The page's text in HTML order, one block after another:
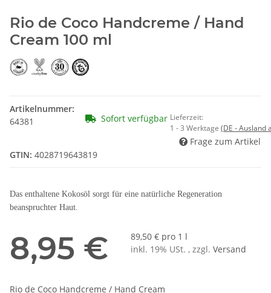
Rio de Coco Handcreme / Hand
Cream 100 ml
Artikelnummer:
64381
Sofort verfügbar Lieferzeit:
1 - 3 Werktage (DE - Ausland
Frage zum Artikel
GTIN: 4028719643819
Das enthaltene Kokosöl sorgt für eine natürliche Regeneration
beanspruchter Haut.
8,95 €
89,50 € pro 1 l
inkl. 19% USt. , zzgl. Versand
Rio de Coco Handcreme / Hand Cream